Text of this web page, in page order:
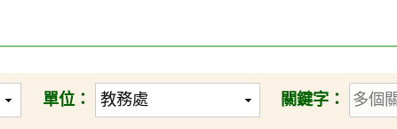
單位： 關鍵字：